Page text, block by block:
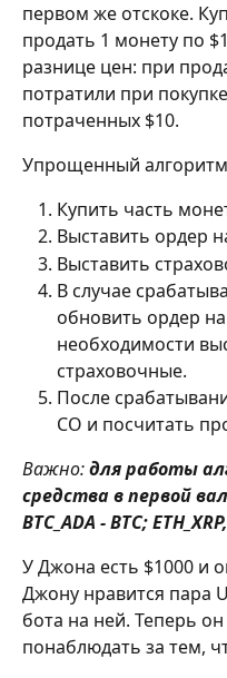
первом же отскоке.
продать 1 монету по
разнице цен: при
потратили при
потраченных $10.
Упрощенный
Купить часть
Выставить ордер
Выставить
В случае
обновить ордер
необходимости
страховочные.
После
СО и посчитать
Важно:для работы
средства в первой
BTC_ADA - BTC;
У Джона есть $1000 и
Джону нравится пара
бота на ней. Теперь
понаблюдать за тем,